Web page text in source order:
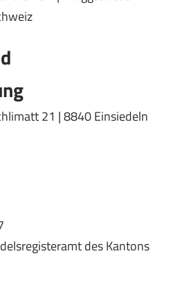
21 | 8840 Einsiedeln
des Kantons